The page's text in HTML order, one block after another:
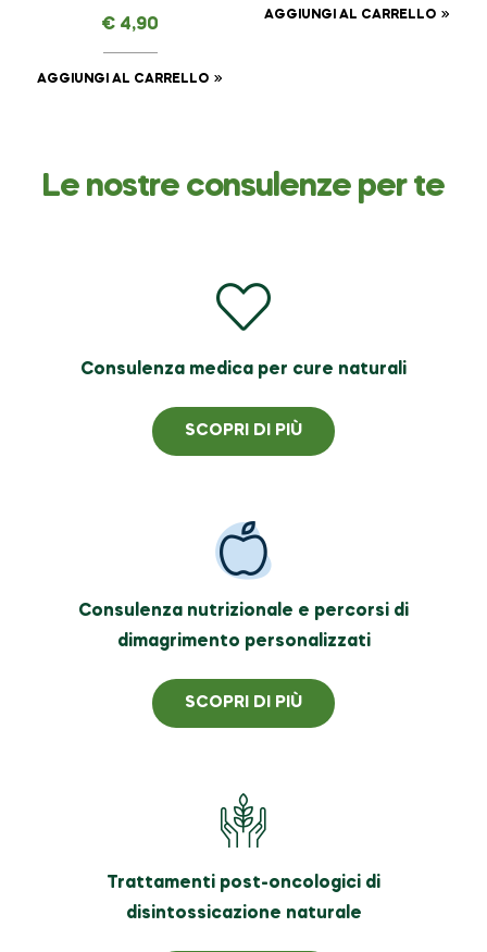
ml
€ 4,90
AGGIUNGI AL CARRELLO
AGGIUNGI AL CARRELLO
Le nostre consulenze per te
Consulenza medica per cure naturali
SCOPRI DI PIÙ
Consulenza nutrizionale e percorsi di
dimagrimento personalizzati
SCOPRI DI PIÙ
Trattamenti post-oncologici di
disintossicazione naturale